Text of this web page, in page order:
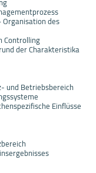
Organisation des
Controlling
der Charakteristika
und Betriebsbereich
Einflüsse